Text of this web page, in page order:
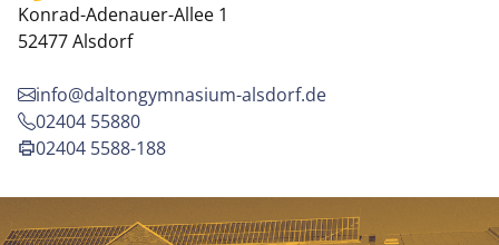
Konrad-Adenauer-Allee 1
52477 Alsdorf
info@daltongymnasium-alsdorf.de
02404 55880
02404 5588-188